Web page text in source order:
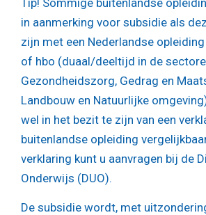
Tip! Sommige buitenlandse
in aanmerking voor subsidie als
zijn met een Nederlandse
of hbo (duaal/deeltijd in de
Gezondheidszorg, Gedrag en
Landbouw en Natuurlijke
wel in het bezit te zijn van een
buitenlandse opleiding
verklaring kunt u aanvragen bij de
Onderwijs (DUO).
De subsidie wordt, met